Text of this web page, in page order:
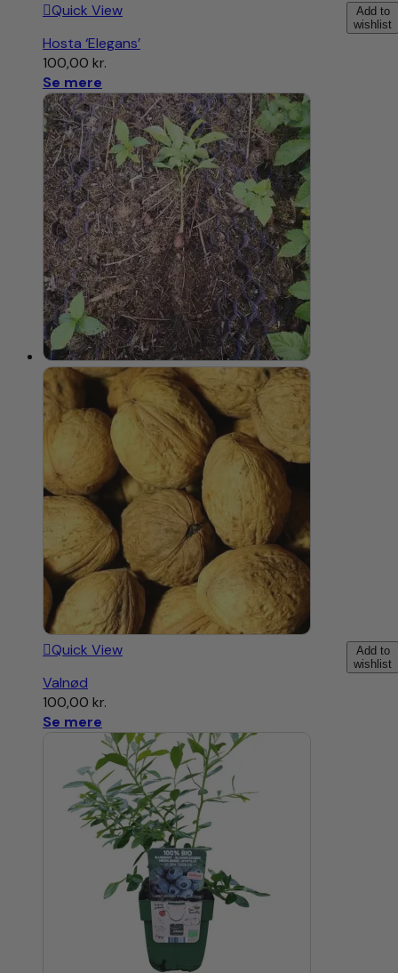
Add to
wishlist
Quick View
Hosta ‘Elegans’
100,00 kr.
Se mere
Add to
wishlist
Quick View
Valnød
100,00 kr.
Se mere